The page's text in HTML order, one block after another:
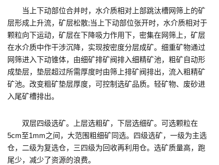
当上下动部位合并时，水介质相对上部跳汰槽网筛上的矿
层形成上升流，矿层松散;当上下动部位张开时，水介质相对于
颗粒向下运动，矿层在下降吸力作用下，密集在网筛上，矿层
在水介质中作干涉沉降，实现按密度分层成矿。细重矿物通过
网筛进入下动锥体，由细矿排矿阀排入细精矿池，粗矿自动形
成垫层，垫层超过所需厚度时由筛上排矿阀排出，流入粗精矿
矿池。改变粗矿垫层厚度，可控制选矿品质。轻矿物、废砂进
入尾矿槽排出。
双层四级选矿。上层选粗矿，下层选细矿。可选颗粒在
5cm至1mm之间，大范围粗细矿同选。四级选矿，一级为主选
仓，二级为复选仓，三四级为回收再利用仓。选矿质量高，跑
尾少，减少了资源的浪费。